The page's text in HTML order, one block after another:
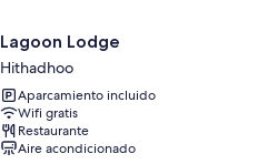
Lagoon
Lodge
Hithadhoo
Lagoon Lodge
Hithadhoo
Aparcamiento incluido
Wifi gratis
Restaurante
Aire acondicionado